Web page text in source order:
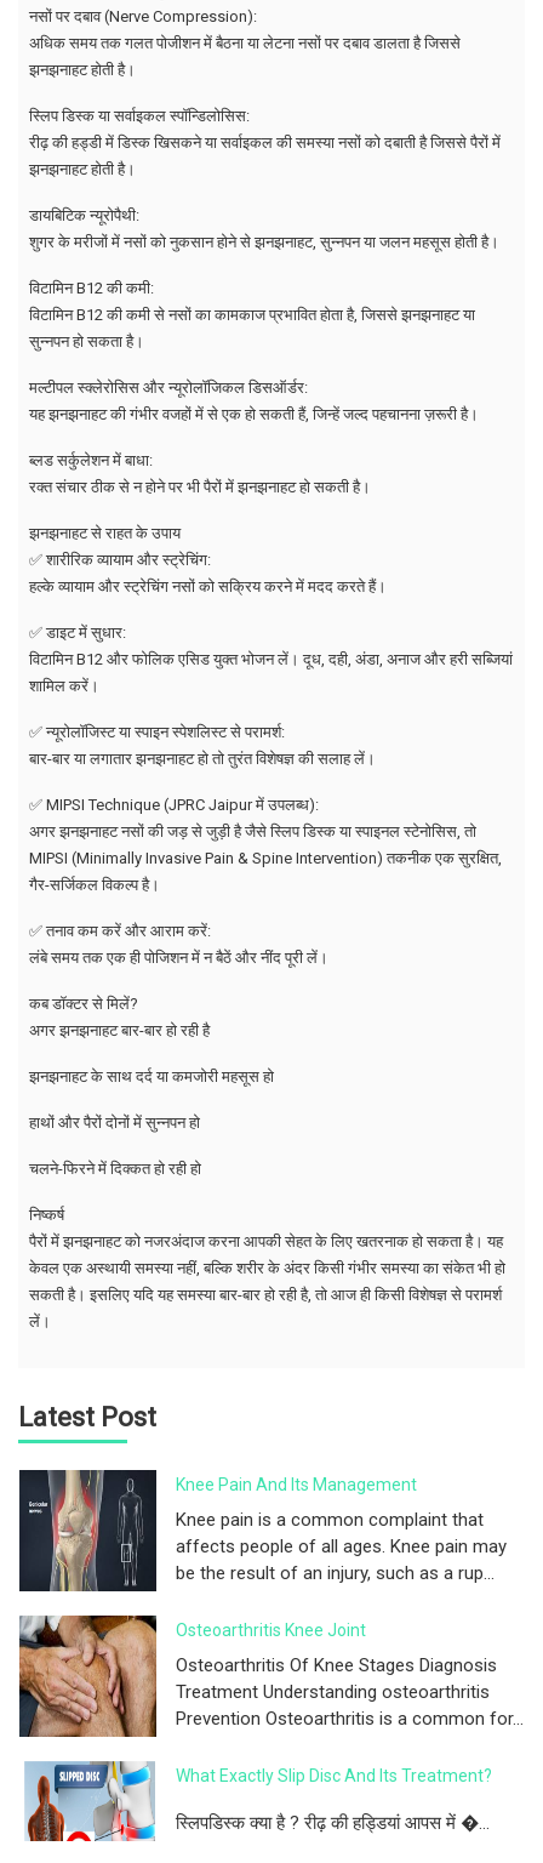
नसों पर दबाव (Nerve Compression):
अधिक समय तक गलत पोजीशन में बैठना या लेटना नसों पर दबाव डालता है जिससे
झनझनाहट होती है।
स्लिप डिस्क या सर्वाइकल स्पॉन्डिलोसिस:
रीढ़ की हड्डी में डिस्क खिसकने या सर्वाइकल की समस्या नसों को दबाती है जिससे पैरों में
झनझनाहट होती है।
डायबिटिक न्यूरोपैथी:
शुगर के मरीजों में नसों को नुकसान होने से झनझनाहट, सुन्नपन या जलन महसूस होती है।
विटामिन B12 की कमी:
विटामिन B12 की कमी से नसों का कामकाज प्रभावित होता है, जिससे झनझनाहट या
सुन्नपन हो सकता है।
मल्टीपल स्क्लेरोसिस और न्यूरोलॉजिकल डिसऑर्डर:
यह झनझनाहट की गंभीर वजहों में से एक हो सकती हैं, जिन्हें जल्द पहचानना ज़रूरी है।
ब्लड सर्कुलेशन में बाधा:
रक्त संचार ठीक से न होने पर भी पैरों में झनझनाहट हो सकती है।
झनझनाहट से राहत के उपाय
✅ शारीरिक व्यायाम और स्ट्रेचिंग:
हल्के व्यायाम और स्ट्रेचिंग नसों को सक्रिय करने में मदद करते हैं।
✅ डाइट में सुधार:
विटामिन B12 और फोलिक एसिड युक्त भोजन लें। दूध, दही, अंडा, अनाज और हरी सब्जियां
शामिल करें।
✅ न्यूरोलॉजिस्ट या स्पाइन स्पेशलिस्ट से परामर्श:
बार-बार या लगातार झनझनाहट हो तो तुरंत विशेषज्ञ की सलाह लें।
✅ MIPSI Technique (JPRC Jaipur में उपलब्ध):
अगर झनझनाहट नसों की जड़ से जुड़ी है जैसे स्लिप डिस्क या स्पाइनल स्टेनोसिस, तो
MIPSI (Minimally Invasive Pain & Spine Intervention) तकनीक एक सुरक्षित,
गैर-सर्जिकल विकल्प है।
✅ तनाव कम करें और आराम करें:
लंबे समय तक एक ही पोजिशन में न बैठें और नींद पूरी लें।
कब डॉक्टर से मिलें?
अगर झनझनाहट बार-बार हो रही है
झनझनाहट के साथ दर्द या कमजोरी महसूस हो
हाथों और पैरों दोनों में सुन्नपन हो
चलने-फिरने में दिक्कत हो रही हो
निष्कर्ष
पैरों में झनझनाहट को नजरअंदाज करना आपकी सेहत के लिए खतरनाक हो सकता है। यह
केवल एक अस्थायी समस्या नहीं, बल्कि शरीर के अंदर किसी गंभीर समस्या का संकेत भी हो
सकती है। इसलिए यदि यह समस्या बार-बार हो रही है, तो आज ही किसी विशेषज्ञ से परामर्श
लें।
Latest Post
Knee Pain And Its Management
Knee pain is a common complaint that
affects people of all ages. Knee pain may
be the result of an injury, such as a rup...
Osteoarthritis Knee Joint
Osteoarthritis Of Knee Stages Diagnosis
Treatment Understanding osteoarthritis
Prevention Osteoarthritis is a common for...
What Exactly Slip Disc And Its Treatment?
स्लिपडिस्क क्या है ? रीढ़ की हड्डियां आपस में �...